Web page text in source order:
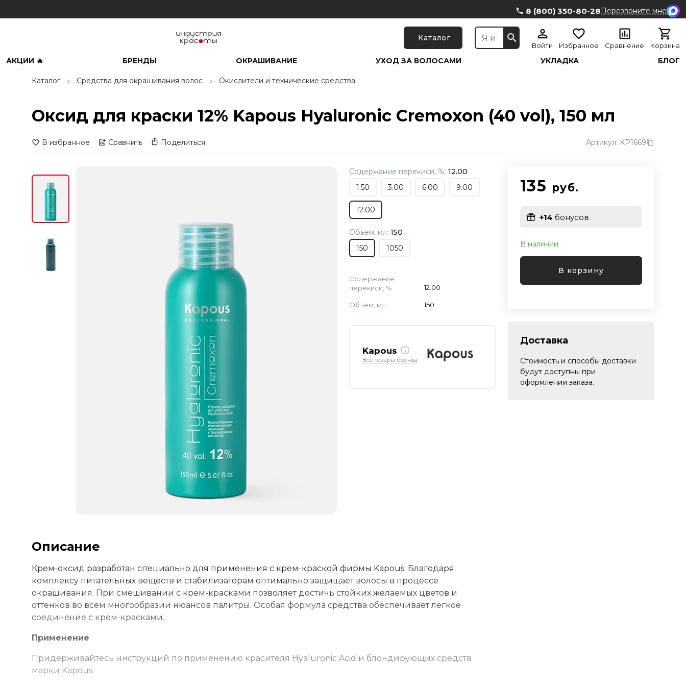
8 (800) 350-80-28Перезвоните мне
Каталог
Войти Избранное Сравнение Корзина
АКЦИИ 🔥 БРЕНДЫ ОКРАШИВАНИЕ УХОД ЗА ВОЛОСАМИ УКЛАДКА БЛОГ
Каталог Средства для окрашивания волос Окислители и технические средства
Оксид для краски 12% Kapous Hyaluronic Cremoxon (40 vol), 150 мл
В избранное Сравнить Поделиться Артикул: KP1669
Содержание перекиси, %: 12.00
1.50
3.00 6.00 9.00
12.00
Объем, мл: 150
150
1050
Содержание
перекиси, %
12.00
Объем, мл 150
Kapous
Все товары бренда
135 руб.
+14 бонусов
В наличии
В корзину
Доставка
Стоимость и способы доставки
будут доступны при
оформлении заказа.
Описание
Крем-оксид разработан специально для применения с крем-краской фирмы Kapous. Благодаря
комплексу питательных веществ и стабилизаторам оптимально защищает волосы в процессе
окрашивания. При смешивании с крем-красками позволяет достичь стойких желаемых цветов и
оттенков во всем многообразии нюансов палитры. Особая формула средства обеспечивает легкое
соединение с крем-красками.
Применение
Придерживайтесь инструкций по применению красителя Hyaluronic Acid и блондирующих средств
марки Kapous.